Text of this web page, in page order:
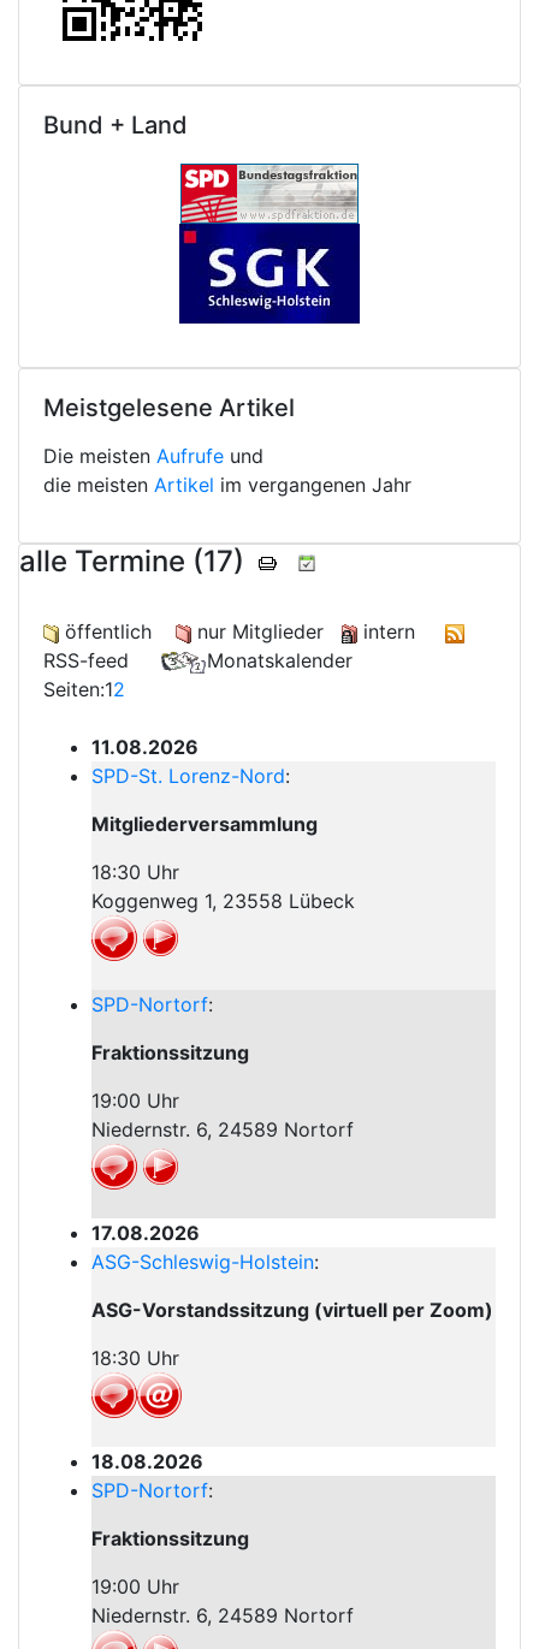
Bund + Land
Meistgelesene Artikel
Die meisten Aufrufe und
die meisten Artikel im vergangenen Jahr
alle Termine (17)
öffentlich nur Mitglieder
intern
RSS-feed
Monatskalender
Seiten:12
11.08.2026
SPD-St. Lorenz-Nord:
Mitgliederversammlung
18:30 Uhr
Koggenweg 1, 23558 Lübeck
SPD-Nortorf:
Fraktionssitzung
19:00 Uhr
Niedernstr. 6, 24589 Nortorf
17.08.2026
ASG-Schleswig-Holstein:
ASG-Vorstandssitzung (virtuell per Zoom)
18:30 Uhr
18.08.2026
SPD-Nortorf:
Fraktionssitzung
19:00 Uhr
Niedernstr. 6, 24589 Nortorf